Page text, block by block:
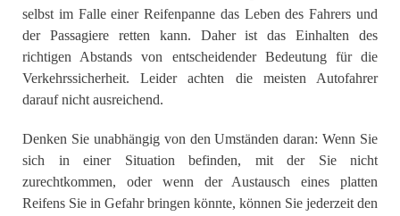
selbst im Falle einer Reifenpanne das Leben des Fahrers und
der Passagiere retten kann. Daher ist das Einhalten des
richtigen Abstands von entscheidender Bedeutung für die
Verkehrssicherheit. Leider achten die meisten Autofahrer
darauf nicht ausreichend.
Denken Sie unabhängig von den Umständen daran: Wenn Sie
sich in einer Situation befinden, mit der Sie nicht
zurechtkommen, oder wenn der Austausch eines platten
Reifens Sie in Gefahr bringen könnte, können Sie jederzeit den